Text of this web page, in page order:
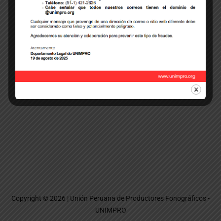
actas de la Asamblea General, Consejo Directivo y del
Comité de Vigilancia con arreglo a ley, al siguiente correo:
yjorg@unimpro.org
Copyright © 2026 | Unión Peruana de Productores Fonográficos -
UNIMPRO